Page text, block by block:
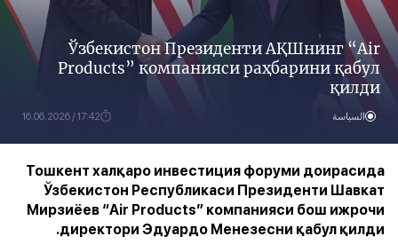
Ўзбекистон Президенти АҚШнинг “Air
Products” компанияси раҳбарини қабул
қилди
السياسة 17:42 / 16.06.2026
Тошкент халқаро инвестиция форуми доирасида
Ўзбекистон Республикаси Президенти Шавкат
Мирзиёев “Air Products” компанияси бош ижрочи
директори Эдуардо Менезесни қабул қилди.